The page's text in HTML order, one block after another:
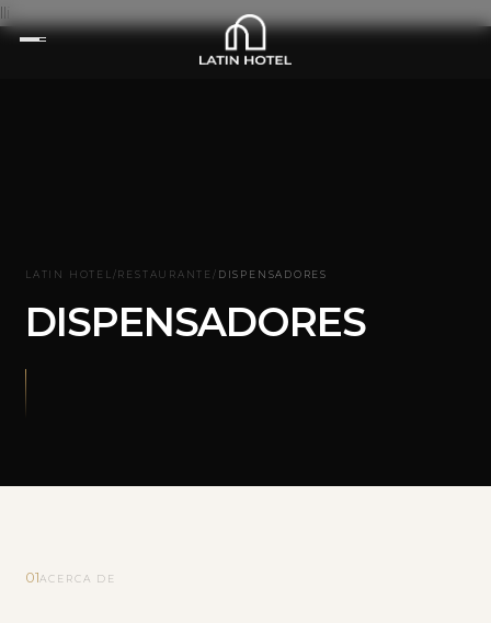
lli
LATIN HOTEL /RESTAURANTE/ DISPENSADORES
DISPENSADORES
01ACERCA DE